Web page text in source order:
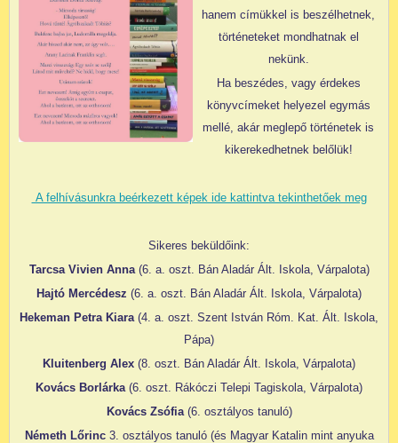
hanem címükkel is beszélhetnek,
történeteket mondhatnak el
nekünk.
Ha beszédes, vagy érdekes
könyvcímeket helyezel egymás
mellé, akár meglepő történetek is
kikerekedhetnek belőlük!
A felhívásunkra beérkezett képek ide kattintva tekinthetőek meg
Sikeres beküldőink:
Tarcsa Vivien Anna(6. a. oszt. Bán Aladár Ált. Iskola, Várpalota)
Hajtó Mercédesz (6. a. oszt. Bán Aladár Ált. Iskola, Várpalota)
Hekeman Petra Kiara (4. a. oszt. Szent István Róm. Kat. Ált. Iskola,
Pápa)
Kluitenberg Alex (8. oszt. Bán Aladár Ált. Iskola, Várpalota)
Kovács Borlárka (6. oszt. Rákóczi Telepi Tagiskola, Várpalota)
Kovács Zsófia(6. osztályos tanuló)
Németh Lőrinc3. osztályos tanuló (és Magyar Katalin mint anyuka